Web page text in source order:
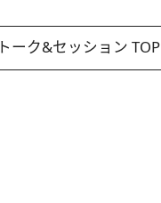
トーク&セッション TOP